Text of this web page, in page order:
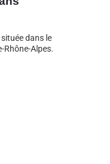
dans le
Rhône-Alpes.